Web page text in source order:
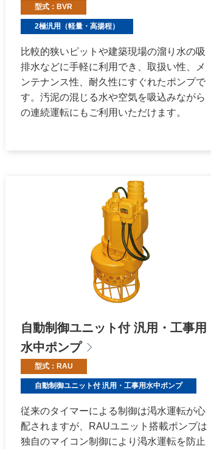
型式：BVR
2極汎用（軽量・高揚程）
比較的狭いピットや建築現場の溜り水の吸
排水などに手軽に利用でき、取扱い性、メ
ンテナンス性、耐久性にすぐれたポンプで
す。汚泥の混じる水や空気を吸込みながら
の連続運転にもご利用いただけます。
自動制御ユニット付 汎用・工事用
水中ポンプ
型式：RAU
自動制御ユニット付 汎用・工事用水中ポンプ
従来のタイマーによる制御は渇水運転が心
配されますが、RAUユニット搭載ポンプは
独自のマイコン制御により渇水運転を防止